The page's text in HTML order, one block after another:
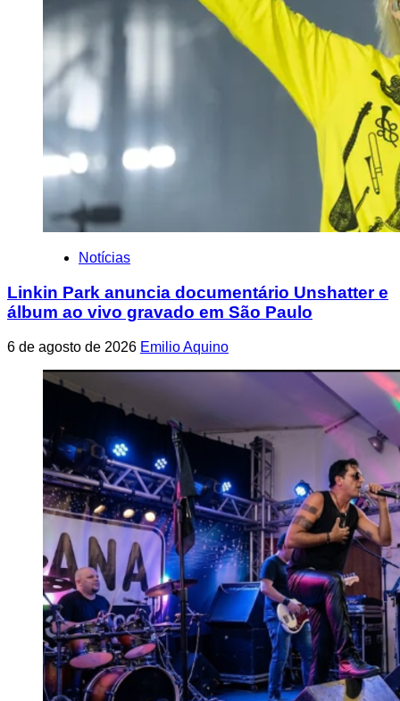
Notícias
Linkin Park anuncia documentário Unshatter e
álbum ao vivo gravado em São Paulo
6 de agosto de 2026 Emilio Aquino